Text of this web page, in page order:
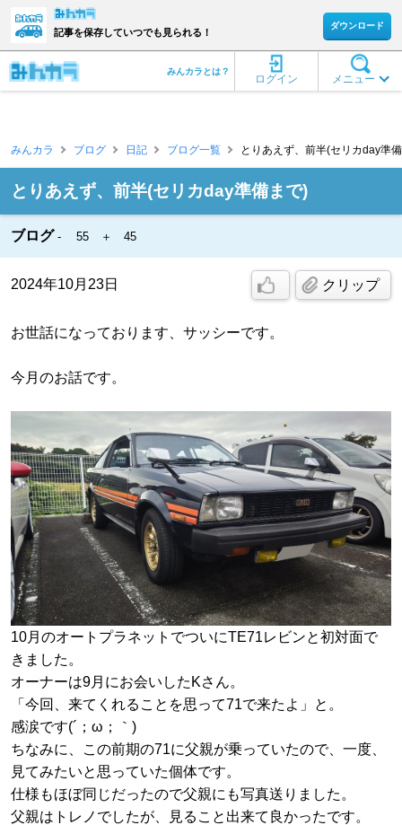
記事を保存していつでも見られる！
ダウンロード
メニュー
ログイン
みんカラとは？
みんカラ ブログ 日記 ブログ一覧 とりあえず、前半(セリカday準
とりあえず、前半(セリカday準備まで)
ブログ 55 ＋ 45
2024年10月23日 クリップ
お世話になっております、サッシーです。
今月のお話です。
10月のオートプラネットでついにTE71レビンと初対面で
きました。
オーナーは9月にお会いしたKさん。
「今回、来てくれることを思って71で来たよ」と。
感涙です(´；ω；｀)
ちなみに、この前期の71に父親が乗っていたので、一度、
見てみたいと思っていた個体です。
仕様もほぼ同じだったので父親にも写真送りました。
父親はトレノでしたが、見ること出来て良かったです。